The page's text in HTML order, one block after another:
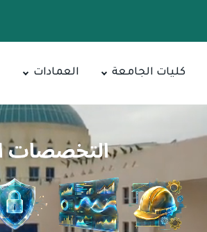
كليات الجامعة العمادات